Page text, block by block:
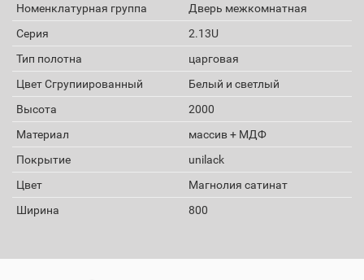
Номенклатурная группа
Дверь межкомнатная
Серия
2.13U
Тип полотна
царговая
Цвет Сгрупиированный
Белый и светлый
Высота
2000
Материал
массив + МДФ
Покрытие
unilack
Цвет
Магнолия сатинат
Ширина
800